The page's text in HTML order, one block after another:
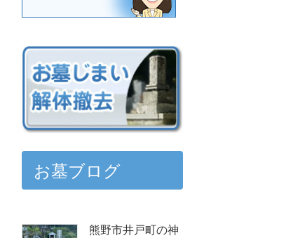
お墓ブログ
熊野市井戸町の神